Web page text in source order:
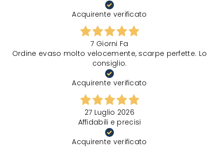
Acquirente verificato
7 Giorni Fa
Ordine evaso molto velocemente, scarpe perfette. Lo
consiglio.
Acquirente verificato
27 Luglio 2026
Affidabili e precisi
Acquirente verificato